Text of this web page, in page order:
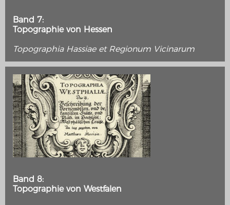
Band 7:
Topographie von Hessen
Topographia Hassiae et Regionum Vicinarum
Band 8:
Topographie von Westfalen